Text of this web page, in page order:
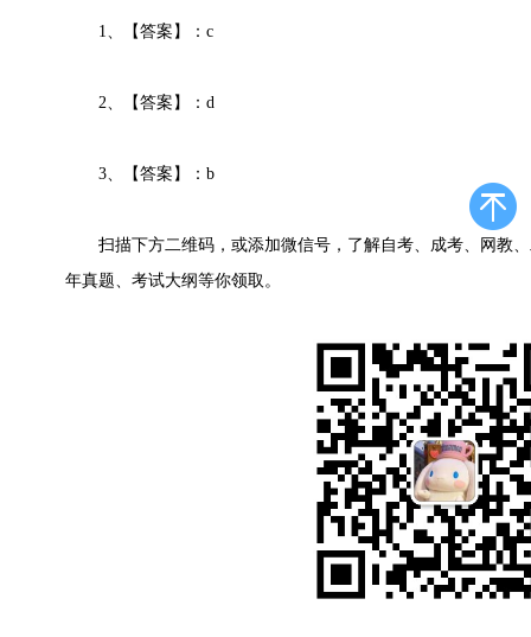
1、【答案】：c
2、【答案】：d
3、【答案】：b
扫描下方二维码，或添加微信号，了解自考、成考、网教、
年真题、考试大纲等你领取。